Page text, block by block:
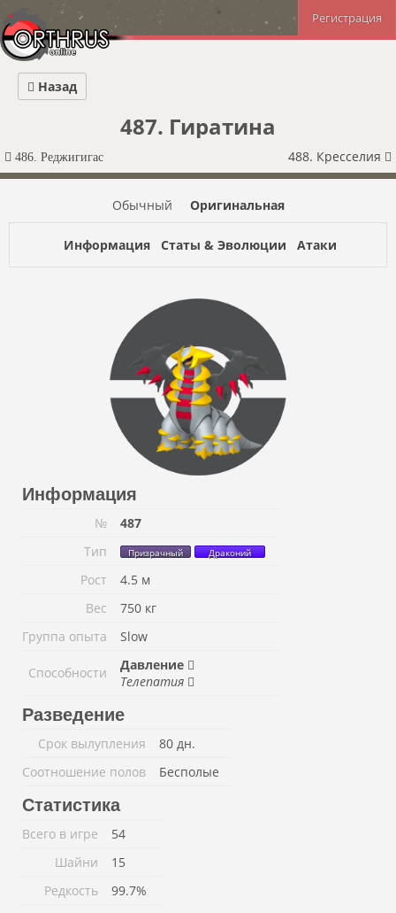
Регистрация
487. Гиратина
486. Реджигигас 488. Кресселия
Назад
Обычный Оригинальная
Информация Статы & Эволюции Атаки
Информация
№
487
Тип
Призрачный Драконий
Рост
4.5 м
Вес
750 кг
Группа опыта
Slow
Способности
Давление
Телепатия
Разведение
Срок вылупления
80 дн.
Соотношение полов
Бесполые
Статистика
Всего в игре
54
Шайни
15
Редкость
99.7%